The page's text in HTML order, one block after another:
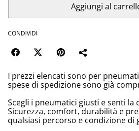
Aggiungi al
CONDIVIDI
I prezzi elencati sono per
spese di spedizione sono già
Scegli i pneumatici giusti e senti la
Sicurezza, comfort, durabilità e
qualsiasi percorso e condizione di